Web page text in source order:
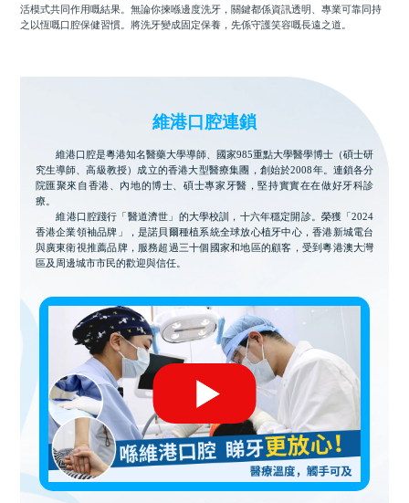
活模式共同作用嘅結果。無論你揀喺邊度洗牙，關鍵都係資訊透明、專業可靠同持
之以恆嘅口腔保健習慣。將洗牙變成固定保養，先係守護笑容嘅長遠之道。
維港口腔連鎖
維港口腔是粵港知名醫藥大學導師、國家985重點大學醫學博士（碩士研
究生導師、高級教授）成立的香港大型醫療集團，創始於2008年。連鎖各分
院匯聚來自香港、內地的博士、碩士專家牙醫，堅持實實在在做好牙科診
療。
維港口腔踐行「醫道濟世」的大學校訓，十六年穩定開診。榮獲「2024
香港企業領袖品牌」，是諾貝爾種植系統全球放心植牙中心，香港新城電台
與廣東衛視推薦品牌，服務超過三十個國家和地區的顧客，受到粵港澳大灣
區及周邊城市市民的歡迎與信任。